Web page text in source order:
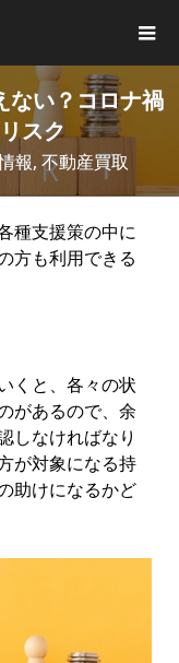
ない？コロナ禍
スク
報,不動産買取
種支援策の中に
方も利用できる
くと、各々の状
があるので、余
しなければなり
が対象になる持
助けになるかど